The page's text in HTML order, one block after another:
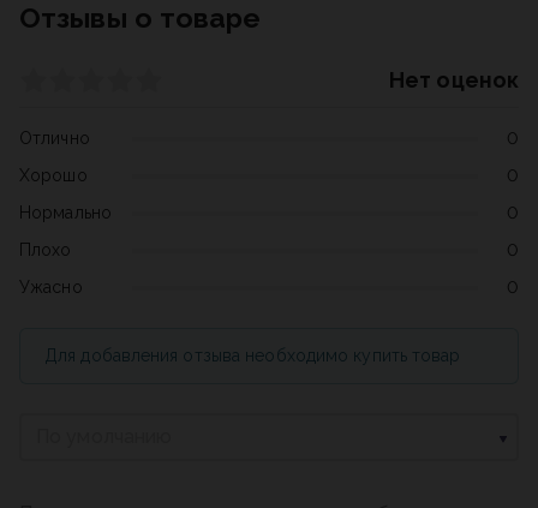
Отзывы о товаре
Нет оценок
Отлично
0
Хорошо
0
Нормально
0
Плохо
0
Ужасно
0
Для добавления отзыва необходимо купить товар